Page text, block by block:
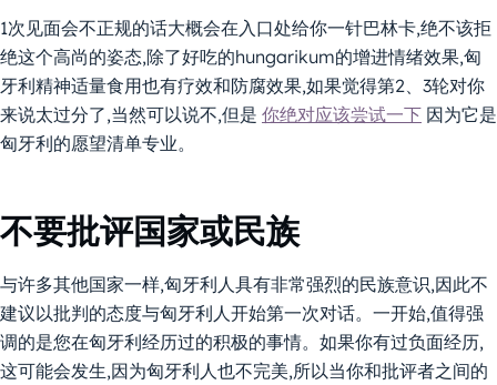
1次见面会不正规的话大概会在入口处给你一针巴林卡,绝不该拒
绝这个高尚的姿态,除了好吃的hungarikum的增进情绪效果,匈
牙利精神适量食用也有疗效和防腐效果,如果觉得第2、3轮对你
来说太过分了,当然可以说不,但是 你绝对应该尝试一下 因为它是
匈牙利的愿望清单专业。
不要批评国家或民族
与许多其他国家一样,匈牙利人具有非常强烈的民族意识,因此不
建议以批判的态度与匈牙利人开始第一次对话。一开始,值得强
调的是您在匈牙利经历过的积极的事情。如果你有过负面经历,
这可能会发生,因为匈牙利人也不完美,所以当你和批评者之间的